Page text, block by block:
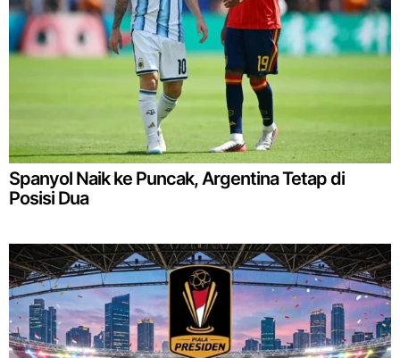
Spanyol Naik ke Puncak, Argentina Tetap di
Posisi Dua